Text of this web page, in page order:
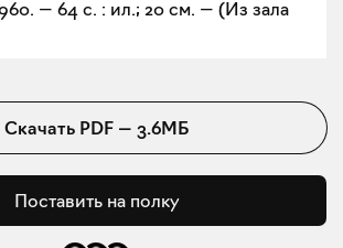
— 64 с. : ил.; 20 см. — (Из зала
Скачать PDF— 3.6МБ
Поставить на полку